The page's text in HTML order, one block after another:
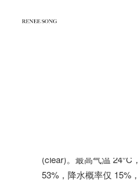
(clear)。最高气温 24°C
53%，降水概率仅 15%